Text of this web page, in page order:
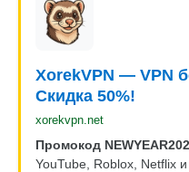
XorekVPN — VPN
Скидка 50%!
xorekvpn.net
Промокод
YouTube, Roblox, Netflix